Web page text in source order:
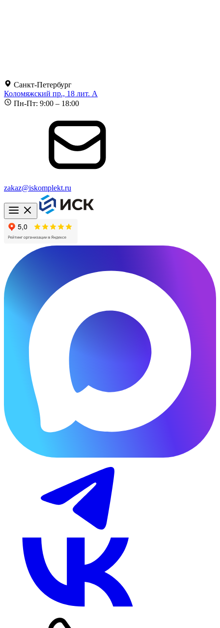
Санкт-Петербург
Коломяжский пр., 18 лит. А
Пн-Пт: 9:00 – 18:00
zakaz@iskomplekt.ru